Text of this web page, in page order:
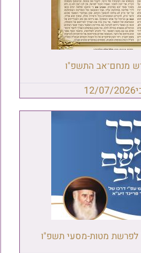
מנחם־אב התשפ"ו
12/07/2026
לפרשת מטות-מסעי תשפ"ו